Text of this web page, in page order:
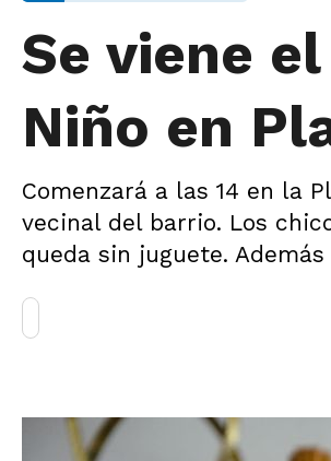
Se viene
Niño en
Comenzará a las 14 en la
vecinal del barrio. Los
queda sin juguete.